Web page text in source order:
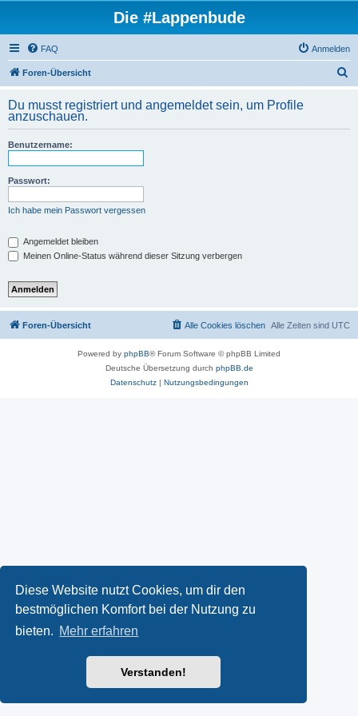
Diese Website nutzt Cookies, um dir den
bestmöglichen Komfort bei der Nutzung zu
bieten. Mehr erfahren
Verstanden!
Die #Lappenbude
FAQ Anmelden
Foren-Übersicht
h
Du musst registriert und angemeldet sein, um Profile
anzuschauen.
Benutzername:
Passwort:
Ich habe mein Passwort vergessen
Angemeldet bleiben
Meinen Online-Status während dieser Sitzung verbergen
Foren-Übersicht Alle Zeiten sind UTC
Alle Cookies löschen
Powered by phpBB® Forum Software © phpBB Limited
Deutsche Übersetzung durch phpBB.de
Datenschutz| Nutzungsbedingungen